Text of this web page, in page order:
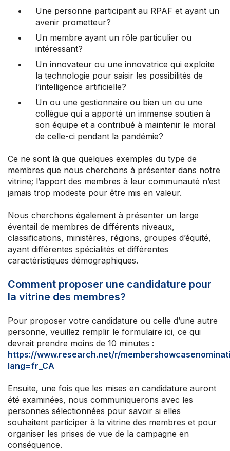
Une personne participant au RPAF et ayant un
avenir prometteur?
Un membre ayant un rôle particulier ou
intéressant?
Un innovateur ou une innovatrice qui exploite
la technologie pour saisir les possibilités de
l’intelligence artificielle?
Un ou une gestionnaire ou bien un ou une
collègue qui a apporté un immense soutien à
son équipe et a contribué à maintenir le moral
de celle-ci pendant la pandémie?
Ce ne sont là que quelques exemples du type de
membres que nous cherchons à présenter dans notre
vitrine; l’apport des membres à leur communauté n’est
jamais trop modeste pour être mis en valeur.
Nous cherchons également à présenter un large
éventail de membres de différents niveaux,
classifications, ministères, régions, groupes d’équité,
ayant différentes spécialités et différentes
caractéristiques démographiques.
Comment proposer une candidature pour
la vitrine des membres?
Pour proposer votre candidature ou celle d’une autre
personne, veuillez remplir le formulaire ici, ce qui
devrait prendre moins de 10 minutes :
https://www.research.net/r/
lang=fr_CA
Ensuite, une fois que les mises en candidature auront
été examinées, nous communiquerons avec les
personnes sélectionnées pour savoir si elles
souhaitent participer à la vitrine des membres et pour
organiser les prises de vue de la campagne en
conséquence.